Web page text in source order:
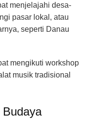
menjelajahi desa-
pasar lokal, atau
seperti Danau
mengikuti workshop
musik tradisional